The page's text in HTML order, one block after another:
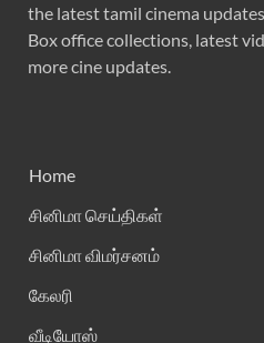
the latest tamil cinema
Box office collections, latest
more cine updates.
Home
சினிமா செய்திகள்
சினிமா விமர்சனம்
கேலரி
வீடியோஸ்